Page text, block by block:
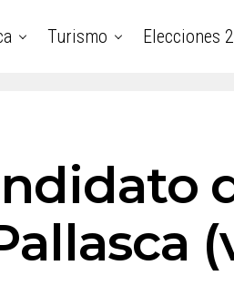
Turismo Elecciones